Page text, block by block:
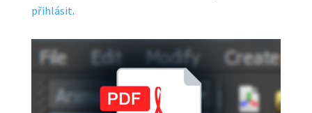
přihlásit.